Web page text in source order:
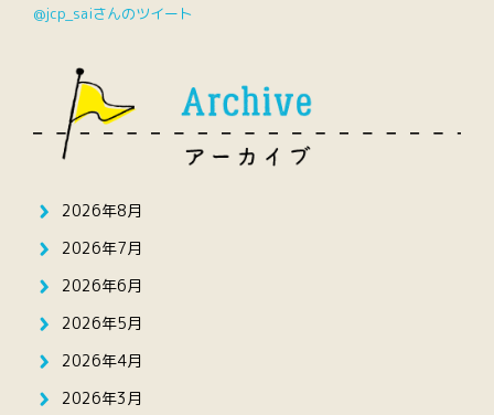
@jcp_saiさんのツイート
2026年8月
2026年7月
2026年6月
2026年5月
2026年4月
2026年3月